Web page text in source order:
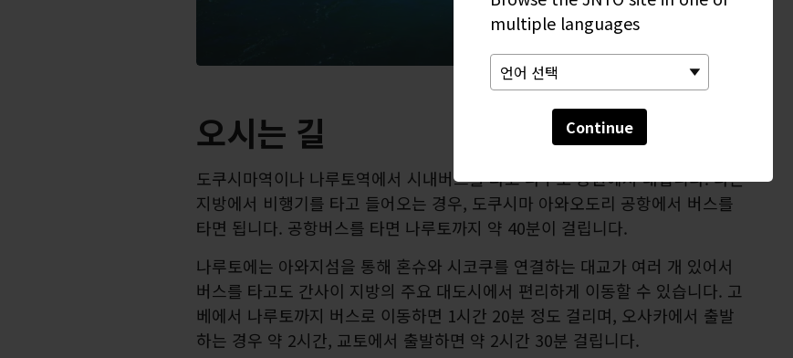
multiple languages
Continue
오시는 길
도쿠시마역이나 나루토역에서 시내버스를 타고 나루토 공원에서 내립니다. 다른
지방에서 비행기를 타고 들어오는 경우, 도쿠시마 아와오도리 공항에서 버스를
타면 됩니다. 공항버스를 타면 나루토까지 약 40분이 걸립니다.
나루토에는 아와지섬을 통해 혼슈와 시코쿠를 연결하는 대교가 여러 개 있어서
버스를 타고도 간사이 지방의 주요 대도시에서 편리하게 이동할 수 있습니다. 고
베에서 나루토까지 버스로 이동하면 1시간 20분 정도 걸리며, 오사카에서 출발
하는 경우 약 2시간, 교토에서 출발하면 약 2시간 30분 걸립니다.